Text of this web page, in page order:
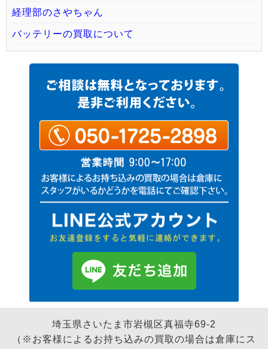
経理部のさやちゃん
バッテリーの買取について
埼玉県さいたま市岩槻区真福寺69-2
（※お客様によるお持ち込みの買取の場合は倉庫にス